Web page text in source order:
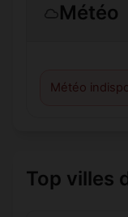
Météo
Météo
Top villes